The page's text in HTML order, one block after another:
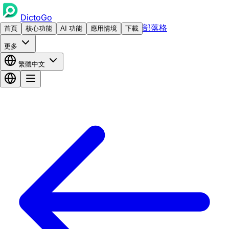
DictoGo
首頁 核心功能 AI 功能 應用情境 下載 部落格
更多
繁體中文